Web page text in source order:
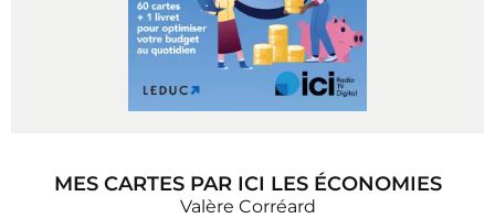
MES CARTES PAR ICI LES ÉCONOMIES
Valère Corréard